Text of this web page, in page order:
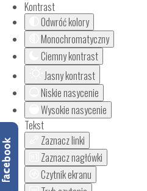
Kontrast
Odwróć kolory
Monochromatyczny
Ciemny kontrast
Jasny kontrast
Niskie nasycenie
Wysokie nasycenie
Tekst
Zaznacz linki
Zaznacz nagłówki
Czytnik ekranu